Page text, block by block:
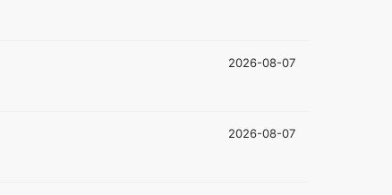
2026-08-07
2026-08-07